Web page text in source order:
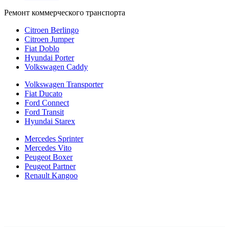
Ремонт коммерческого транспорта
Citroen Berlingo
Citroen Jumper
Fiat Doblo
Hyundai Porter
Volkswagen Caddy
Volkswagen Transporter
Fiat Ducato
Ford Connect
Ford Transit
Hyundai Starex
Mercedes Sprinter
Mercedes Vito
Peugeot Boxer
Peugeot Partner
Renault Kangoo